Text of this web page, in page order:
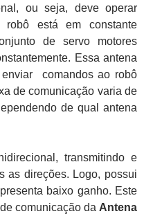
ou seja, deve operar
está em constante
de servo motores
Essa antena
comandos ao robô
de comunicação varia de
de qual antena
transmitindo e
as direções. Logo, possui
baixo ganho. Este
comunicação da Antena